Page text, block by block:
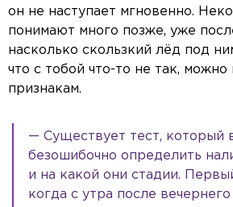
он не наступает мгновенно.
понимают много позже, уже
насколько скользкий лёд под
что с тобой что-то не так, можно
признакам.
— Существует тест, который
безошибочно определить
и на какой они стадии.
когда с утра после